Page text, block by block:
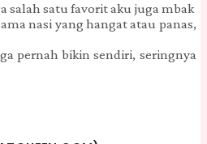
salah satu favorit aku juga mbak
nasi yang hangat atau panas,
pernah bikin sendiri, seringnya